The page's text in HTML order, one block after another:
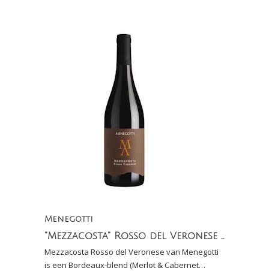
Menegotti
"Mezzacosta" Rosso del Veronese IGT
Mezzacosta Rosso del Veronese van Menegotti
is een Bordeaux-blend (Merlot & Cabernet